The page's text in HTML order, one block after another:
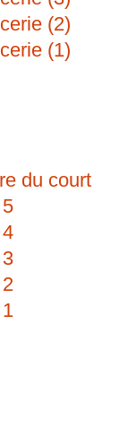
(2)
(1)
du court